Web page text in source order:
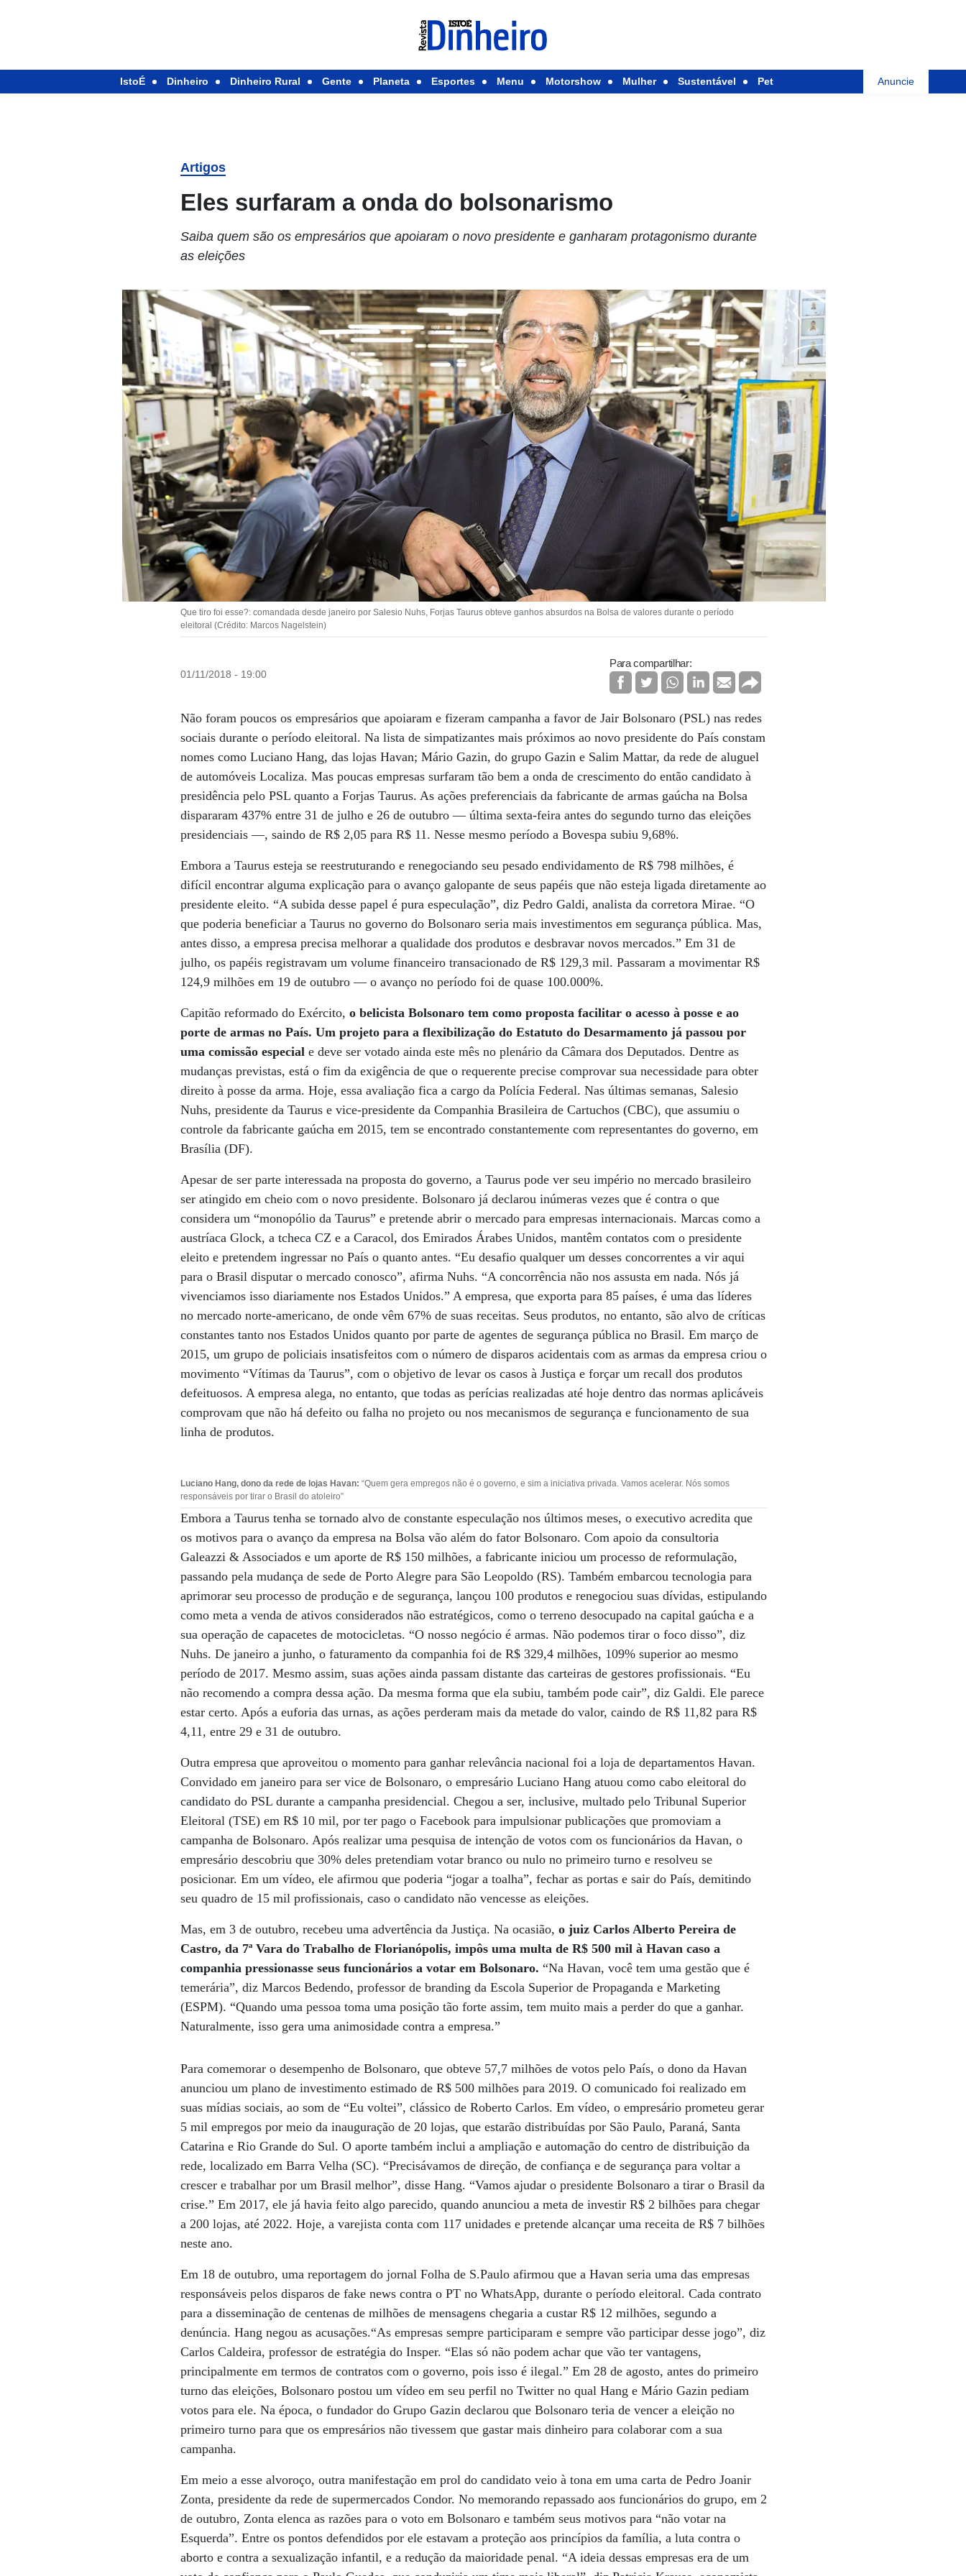
IstoÉ Dinheiro Dinheiro Rural Gente Planeta Esportes Menu Motorshow Mulher Sustentável Pet Anuncie
Artigos
Eles surfaram a onda do bolsonarismo
Saiba quem são os empresários que apoiaram o novo presidente e ganharam protagonismo durante
as eleições
Que tiro foi esse?: comandada desde janeiro por Salesio Nuhs, Forjas Taurus obteve ganhos absurdos na Bolsa de valores durante o período
eleitoral (Crédito: Marcos Nagelstein)
01/11/2018 - 19:00
Para compartilhar:
Não foram poucos os empresários que apoiaram e fizeram campanha a favor de Jair Bolsonaro (PSL) nas redes
sociais durante o período eleitoral. Na lista de simpatizantes mais próximos ao novo presidente do País constam
nomes como Luciano Hang, das lojas Havan; Mário Gazin, do grupo Gazin e Salim Mattar, da rede de aluguel
de automóveis Localiza. Mas poucas empresas surfaram tão bem a onda de crescimento do então candidato à
presidência pelo PSL quanto a Forjas Taurus. As ações preferenciais da fabricante de armas gaúcha na Bolsa
dispararam 437% entre 31 de julho e 26 de outubro — última sexta-feira antes do segundo turno das eleições
presidenciais —, saindo de R$ 2,05 para R$ 11. Nesse mesmo período a Bovespa subiu 9,68%.
Embora a Taurus esteja se reestruturando e renegociando seu pesado endividamento de R$ 798 milhões, é
difícil encontrar alguma explicação para o avanço galopante de seus papéis que não esteja ligada diretamente ao
presidente eleito. “A subida desse papel é pura especulação”, diz Pedro Galdi, analista da corretora Mirae. “O
que poderia beneficiar a Taurus no governo do Bolsonaro seria mais investimentos em segurança pública. Mas,
antes disso, a empresa precisa melhorar a qualidade dos produtos e desbravar novos mercados.” Em 31 de
julho, os papéis registravam um volume financeiro transacionado de R$ 129,3 mil. Passaram a movimentar R$
124,9 milhões em 19 de outubro — o avanço no período foi de quase 100.000%.
Capitão reformado do Exército, o belicista Bolsonaro tem como proposta facilitar o acesso à posse e ao
porte de armas no País. Um projeto para a flexibilização do Estatuto do Desarmamento já passou por
uma comissão especial e deve ser votado ainda este mês no plenário da Câmara dos Deputados. Dentre as
mudanças previstas, está o fim da exigência de que o requerente precise comprovar sua necessidade para obter
direito à posse da arma. Hoje, essa avaliação fica a cargo da Polícia Federal. Nas últimas semanas, Salesio
Nuhs, presidente da Taurus e vice-presidente da Companhia Brasileira de Cartuchos (CBC), que assumiu o
controle da fabricante gaúcha em 2015, tem se encontrado constantemente com representantes do governo, em
Brasília (DF).
Apesar de ser parte interessada na proposta do governo, a Taurus pode ver seu império no mercado brasileiro
ser atingido em cheio com o novo presidente. Bolsonaro já declarou inúmeras vezes que é contra o que
considera um “monopólio da Taurus” e pretende abrir o mercado para empresas internacionais. Marcas como a
austríaca Glock, a tcheca CZ e a Caracol, dos Emirados Árabes Unidos, mantêm contatos com o presidente
eleito e pretendem ingressar no País o quanto antes. “Eu desafio qualquer um desses concorrentes a vir aqui
para o Brasil disputar o mercado conosco”, afirma Nuhs. “A concorrência não nos assusta em nada. Nós já
vivenciamos isso diariamente nos Estados Unidos.” A empresa, que exporta para 85 países, é uma das líderes
no mercado norte-americano, de onde vêm 67% de suas receitas. Seus produtos, no entanto, são alvo de críticas
constantes tanto nos Estados Unidos quanto por parte de agentes de segurança pública no Brasil. Em março de
2015, um grupo de policiais insatisfeitos com o número de disparos acidentais com as armas da empresa criou o
movimento “Vítimas da Taurus”, com o objetivo de levar os casos à Justiça e forçar um recall dos produtos
defeituosos. A empresa alega, no entanto, que todas as perícias realizadas até hoje dentro das normas aplicáveis
comprovam que não há defeito ou falha no projeto ou nos mecanismos de segurança e funcionamento de sua
linha de produtos.
Luciano Hang, dono da rede de lojas Havan: “Quem gera empregos não é o governo, e sim a iniciativa privada. Vamos acelerar. Nós somos
responsáveis por tirar o Brasil do atoleiro”
Embora a Taurus tenha se tornado alvo de constante especulação nos últimos meses, o executivo acredita que
os motivos para o avanço da empresa na Bolsa vão além do fator Bolsonaro. Com apoio da consultoria
Galeazzi & Associados e um aporte de R$ 150 milhões, a fabricante iniciou um processo de reformulação,
passando pela mudança de sede de Porto Alegre para São Leopoldo (RS). Também embarcou tecnologia para
aprimorar seu processo de produção e de segurança, lançou 100 produtos e renegociou suas dívidas, estipulando
como meta a venda de ativos considerados não estratégicos, como o terreno desocupado na capital gaúcha e a
sua operação de capacetes de motocicletas. “O nosso negócio é armas. Não podemos tirar o foco disso”, diz
Nuhs. De janeiro a junho, o faturamento da companhia foi de R$ 329,4 milhões, 109% superior ao mesmo
período de 2017. Mesmo assim, suas ações ainda passam distante das carteiras de gestores profissionais. “Eu
não recomendo a compra dessa ação. Da mesma forma que ela subiu, também pode cair”, diz Galdi. Ele parece
estar certo. Após a euforia das urnas, as ações perderam mais da metade do valor, caindo de R$ 11,82 para R$
4,11, entre 29 e 31 de outubro.
Outra empresa que aproveitou o momento para ganhar relevância nacional foi a loja de departamentos Havan.
Convidado em janeiro para ser vice de Bolsonaro, o empresário Luciano Hang atuou como cabo eleitoral do
candidato do PSL durante a campanha presidencial. Chegou a ser, inclusive, multado pelo Tribunal Superior
Eleitoral (TSE) em R$ 10 mil, por ter pago o Facebook para impulsionar publicações que promoviam a
campanha de Bolsonaro. Após realizar uma pesquisa de intenção de votos com os funcionários da Havan, o
empresário descobriu que 30% deles pretendiam votar branco ou nulo no primeiro turno e resolveu se
posicionar. Em um vídeo, ele afirmou que poderia “jogar a toalha”, fechar as portas e sair do País, demitindo
seu quadro de 15 mil profissionais, caso o candidato não vencesse as eleições.
Mas, em 3 de outubro, recebeu uma advertência da Justiça. Na ocasião,o juiz Carlos Alberto Pereira de
Castro, da 7ª Vara do Trabalho de Florianópolis, impôs uma multa de R$ 500 mil à Havan caso a
companhia pressionasse seus funcionários a votar em Bolsonaro. “Na Havan, você tem uma gestão que é
temerária”, diz Marcos Bedendo, professor de branding da Escola Superior de Propaganda e Marketing
(ESPM). “Quando uma pessoa toma uma posição tão forte assim, tem muito mais a perder do que a ganhar.
Naturalmente, isso gera uma animosidade contra a empresa.”
Para comemorar o desempenho de Bolsonaro, que obteve 57,7 milhões de votos pelo País, o dono da Havan
anunciou um plano de investimento estimado de R$ 500 milhões para 2019. O comunicado foi realizado em
suas mídias sociais, ao som de “Eu voltei”, clássico de Roberto Carlos. Em vídeo, o empresário prometeu gerar
5 mil empregos por meio da inauguração de 20 lojas, que estarão distribuídas por São Paulo, Paraná, Santa
Catarina e Rio Grande do Sul. O aporte também inclui a ampliação e automação do centro de distribuição da
rede, localizado em Barra Velha (SC). “Precisávamos de direção, de confiança e de segurança para voltar a
crescer e trabalhar por um Brasil melhor”, disse Hang. “Vamos ajudar o presidente Bolsonaro a tirar o Brasil da
crise.” Em 2017, ele já havia feito algo parecido, quando anunciou a meta de investir R$ 2 bilhões para chegar
a 200 lojas, até 2022. Hoje, a varejista conta com 117 unidades e pretende alcançar uma receita de R$ 7 bilhões
neste ano.
Em 18 de outubro, uma reportagem do jornal Folha de S.Paulo afirmou que a Havan seria uma das empresas
responsáveis pelos disparos de fake news contra o PT no WhatsApp, durante o período eleitoral. Cada contrato
para a disseminação de centenas de milhões de mensagens chegaria a custar R$ 12 milhões, segundo a
denúncia. Hang negou as acusações.“As empresas sempre participaram e sempre vão participar desse jogo”, diz
Carlos Caldeira, professor de estratégia do Insper. “Elas só não podem achar que vão ter vantagens,
principalmente em termos de contratos com o governo, pois isso é ilegal.” Em 28 de agosto, antes do primeiro
turno das eleições, Bolsonaro postou um vídeo em seu perfil no Twitter no qual Hang e Mário Gazin pediam
votos para ele. Na época, o fundador do Grupo Gazin declarou que Bolsonaro teria de vencer a eleição no
primeiro turno para que os empresários não tivessem que gastar mais dinheiro para colaborar com a sua
campanha.
Em meio a esse alvoroço, outra manifestação em prol do candidato veio à tona em uma carta de Pedro Joanir
Zonta, presidente da rede de supermercados Condor. No memorando repassado aos funcionários do grupo, em 2
de outubro, Zonta elenca as razões para o voto em Bolsonaro e também seus motivos para “não votar na
Esquerda”. Entre os pontos defendidos por ele estavam a proteção aos princípios da família, a luta contra o
aborto e contra a sexualização infantil, e a redução da maioridade penal. “A ideia dessas empresas era de um